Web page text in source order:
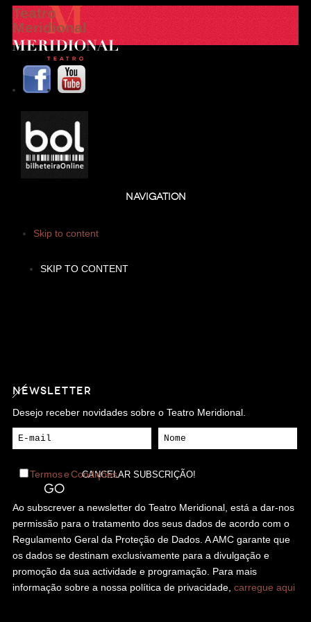
Teatro
Meridional
NAVIGATION
Skip to content
SKIP TO CONTENT
NEWSLETTER
Desejo receber novidades sobre o Teatro Meridional.
Termos e Condições
Ao subscrever a newsletter do Teatro Meridional, está a dar-nos
permissão para o tratamento dos seus dados de acordo com o
Regulamento Geral da Proteção de Dados. A AMC garante que
os dados se destinam exclusivamente para a divulgação e
promoção da sua actividade e programação. Para mais
informação sobre a nossa política de privacidade, carregue aqui